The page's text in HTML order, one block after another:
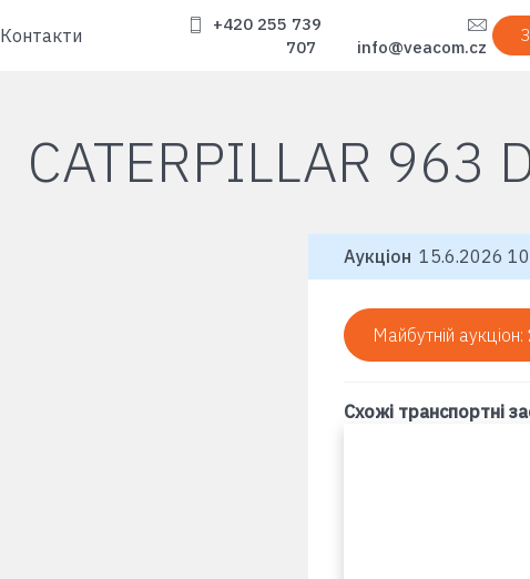
Контакти
+420 255 739
707
info@veacom.cz
CATERPILLAR 963
Аукціон 15.6.2026
Майбутній аукціон:
Схожі транспортні